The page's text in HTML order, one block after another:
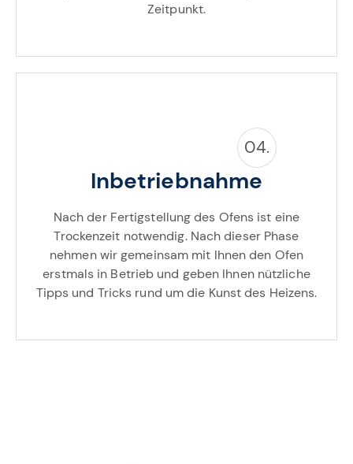
Zeitpunkt.
Inbetriebnahme
Nach der Fertigstellung des Ofens ist eine
Trockenzeit notwendig. Nach dieser Phase
nehmen wir gemeinsam mit Ihnen den Ofen
erstmals in Betrieb und geben Ihnen nützliche
Tipps und Tricks rund um die Kunst des Heizens.
04.